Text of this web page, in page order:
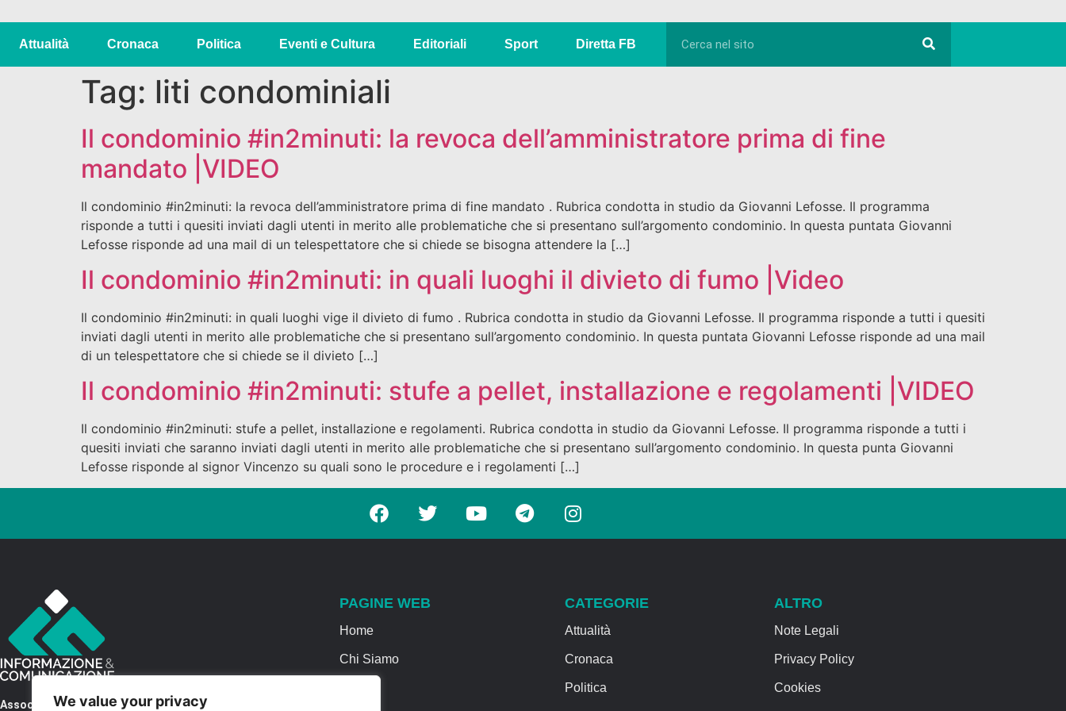
We value your privacy
Attualità Cronaca Politica Eventi e Cultura Editoriali Sport Diretta FB
Tag: liti condominiali
Il condominio #in2minuti: la revoca dell’amministratore prima di fine
mandato |VIDEO
Il condominio #in2minuti: la revoca dell’amministratore prima di fine mandato . Rubrica condotta in studio da Giovanni Lefosse. Il programma
risponde a tutti i quesiti inviati dagli utenti in merito alle problematiche che si presentano sull’argomento condominio. In questa puntata Giovanni
Lefosse risponde ad una mail di un telespettatore che si chiede se bisogna attendere la […]
Il condominio #in2minuti: in quali luoghi il divieto di fumo |Video
Il condominio #in2minuti: in quali luoghi vige il divieto di fumo . Rubrica condotta in studio da Giovanni Lefosse. Il programma risponde a tutti i quesiti
inviati dagli utenti in merito alle problematiche che si presentano sull’argomento condominio. In questa puntata Giovanni Lefosse risponde ad una mail
di un telespettatore che si chiede se il divieto […]
Il condominio #in2minuti: stufe a pellet, installazione e regolamenti |VIDEO
Il condominio #in2minuti: stufe a pellet, installazione e regolamenti. Rubrica condotta in studio da Giovanni Lefosse. Il programma risponde a tutti i
quesiti inviati che saranno inviati dagli utenti in merito alle problematiche che si presentano sull’argomento condominio. In questa punta Giovanni
Lefosse risponde al signor Vincenzo su quali sono le procedure e i regolamenti […]
Associazione Informazione & Comunicazione
PAGINE WEB
Home
Chi Siamo
CATEGORIE
Attualità
Cronaca
Politica
ALTRO
Note Legali
Privacy Policy
Cookies